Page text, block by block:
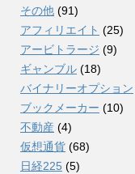
その他 (91)
アフィリエイト (25)
アービトラージ (9)
ギャンブル (18)
バイナリーオプション
ブックメーカー (10)
不動産 (4)
仮想通貨 (68)
日経225 (5)